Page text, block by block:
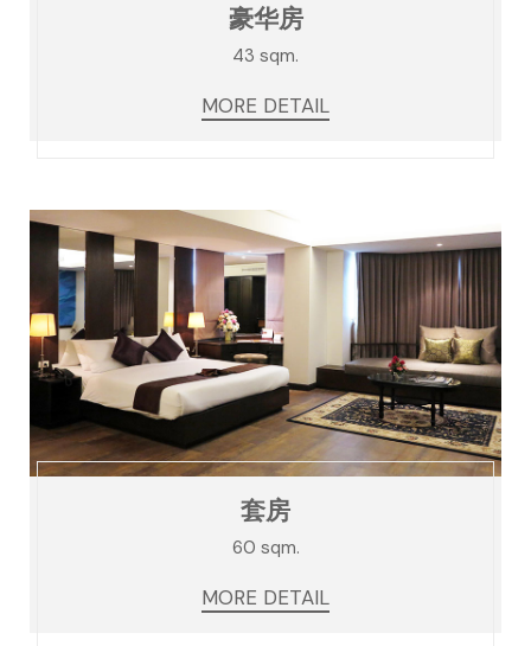
豪华房
43 sqm.
MORE DETAIL
套房
60 sqm.
MORE DETAIL